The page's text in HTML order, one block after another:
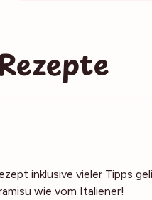
inklusive vieler Tipps
wie vom Italiener!